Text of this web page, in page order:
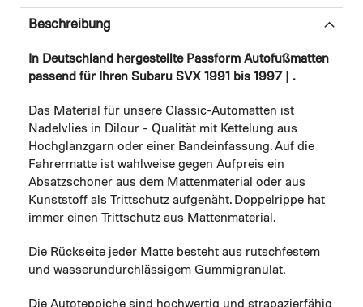
Beschreibung
In Deutschland hergestellte Passform Autofußmatten
passend für Ihren Subaru SVX 1991 bis 1997 | .
Das Material für unsere Classic-Automatten ist
Nadelvlies in Dilour - Qualität mit Kettelung aus
Hochglanzgarn oder einer Bandeinfassung. Auf die
Fahrermatte ist wahlweise gegen Aufpreis ein
Absatzschoner aus dem Mattenmaterial oder aus
Kunststoff als Trittschutz aufgenäht. Doppelrippe hat
immer einen Trittschutz aus Mattenmaterial.
Die Rückseite jeder Matte besteht aus rutschfestem
und wasserundurchlässigem Gummigranulat.